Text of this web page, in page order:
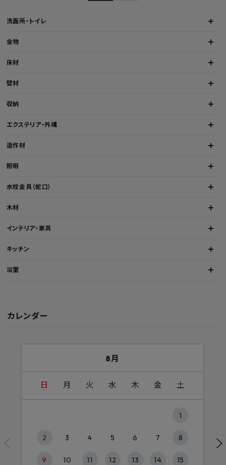
洗面所・トイレ
金物
床材
壁材
収納
エクステリア・外構
造作材
照明
水栓金具（蛇口）
木材
インテリア・家具
キッチン
浴室
カレンダー
8月
日 月 火 水 木 金 土
1
2 3 4 5 6 7 8
9 10 11 12 13 14 15